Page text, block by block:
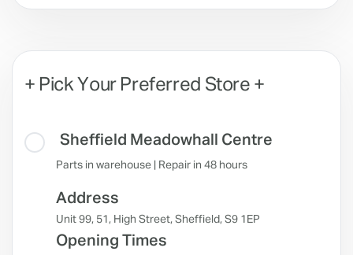
+ Pick Your Preferred Store +
Sheffield Meadowhall Centre
Parts in warehouse | Repair in 48 hours
Address
Unit 99, 51, High Street, Sheffield, S9 1EP
Opening Times